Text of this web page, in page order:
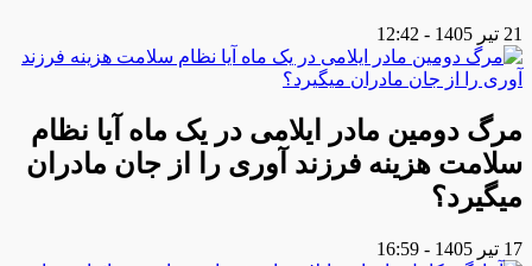
21 تیر 1405 - 12:42
مرگ دومین مادر ایلامی در یک ماه آیا نظام
سلامت هزینه فرزند آوری را از جان مادران
میگیرد؟
17 تیر 1405 - 16:59